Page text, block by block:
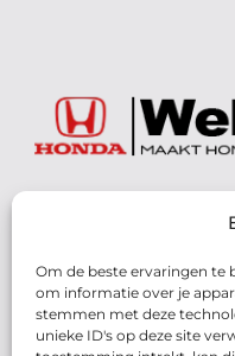
Om de beste ervaringen te
om informatie over je
stemmen met deze
unieke ID's op deze site
072 - 57 16 9 40
Parelweg 3,
Alkmaar